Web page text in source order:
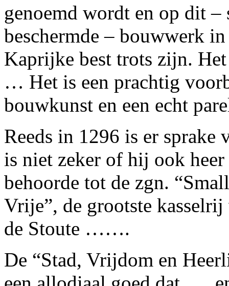
genoemd wordt en op dit –
beschermde – bouwwerk
Kaprijke best trots zijn.
… Het is een prachtig
bouwkunst en een echt
Reeds in 1296 is er sprake
is niet zeker of hij ook
behoorde tot de zgn.
Vrije”, de grootste
de Stoute …….
De “Stad, Vrijdom en